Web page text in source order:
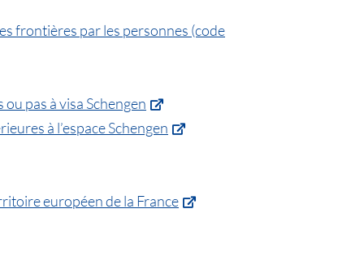
frontières par les personnes (code
pas à visa Schengen
à l’espace Schengen
européen de la France